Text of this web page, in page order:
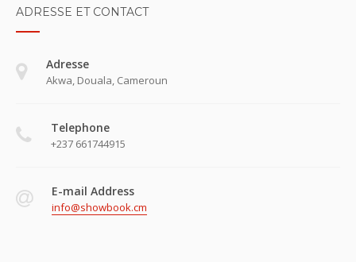
ADRESSE ET CONTACT
Adresse
Akwa, Douala, Cameroun
Telephone
+237 661744915
E-mail Address
info@showbook.cm